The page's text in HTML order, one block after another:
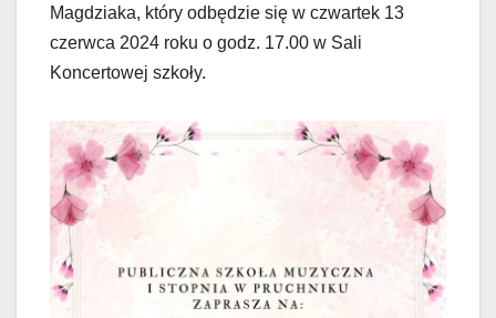
Magdziaka, który odbędzie się w czwartek 13
czerwca 2024 roku o godz. 17.00 w Sali
Koncertowej szkoły.